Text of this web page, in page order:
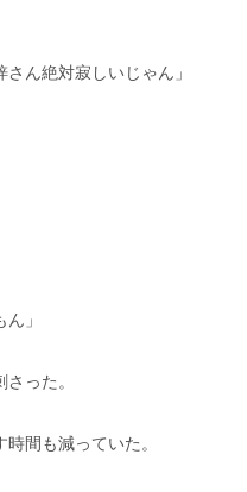
ん絶対寂しいじゃん」
」
った。
間も減っていた。